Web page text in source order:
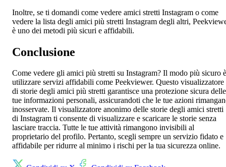
Inoltre, se ti domandi come vedere amici stretti Instagram o come
vedere la lista degli amici più stretti Instagram degli altri,
è uno dei metodi più sicuri e affidabili.
Conclusione
Come vedere gli amici più stretti su Instagram? Il modo più sicuro è
utilizzare servizi affidabili come Peekviewer. Questo visualizzatore
di storie degli amici più stretti garantisce una protezione sicura delle
tue informazioni personali, assicurandoti che le tue azioni
inosservate. Il visualizzatore anonimo delle storie degli amici stretti
di Instagram ti consente di visualizzare e scaricare le storie senza
lasciare traccia. Tutte le tue attività rimangono invisibili al
proprietario del profilo. Pertanto, scegli sempre un servizio fidato e
affidabile per ridurre al minimo i rischi per la tua sicurezza online.